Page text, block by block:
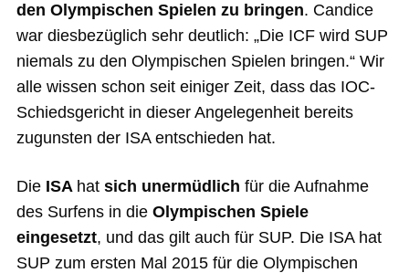
den Olympischen Spielen zu bringen. Candice
war diesbezüglich sehr deutlich: „Die ICF wird SUP
niemals zu den Olympischen Spielen bringen.“ Wir
alle wissen schon seit einiger Zeit, dass das IOC-
Schiedsgericht in dieser Angelegenheit bereits
zugunsten der ISA entschieden hat.
DieISA hat sich unermüdlich für die Aufnahme
des Surfens in die Olympischen Spiele
eingesetzt, und das gilt auch für SUP. Die ISA hat
SUP zum ersten Mal 2015 für die Olympischen